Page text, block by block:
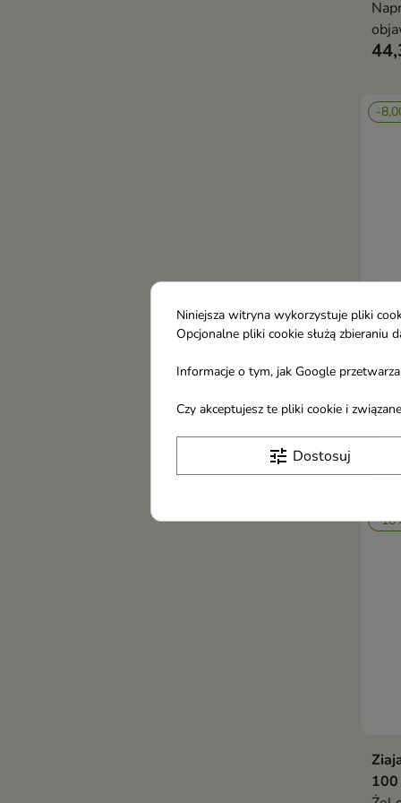
-
-
Niniejsza witryna wykorzystuje pliki
Opcjonalne pliki cookie służą
Informacje o tym, jak Google
Czy akceptujesz te pliki cookie i
tune Dostosuj